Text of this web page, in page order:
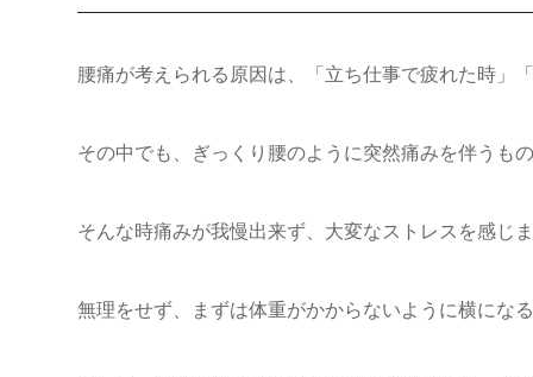
腰痛が考えられる原因は、「立ち仕事で疲れた時」
その中でも、ぎっくり腰のように突然痛みを伴うも
そんな時痛みが我慢出来ず、大変なストレスを感じ
無理をせず、まずは体重がかからないように横にな